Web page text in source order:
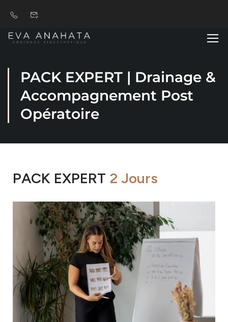
PACK EXPERT | Drainage &
Accompagnement Post
Opératoire
PACK EXPERT 2 Jours